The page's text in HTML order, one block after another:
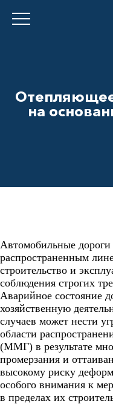
на
Автомобильные дороги
распространенным
строительство и
соблюдения строгих
Аварийное состояние
хозяйственную
случаев может нести
области
(ММГ) в результате
промерзания и
высокому риску
особого внимания к
в пределах их